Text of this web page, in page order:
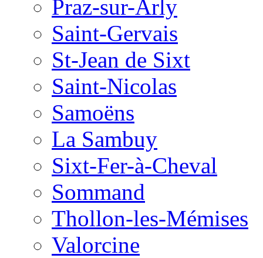
Praz-sur-Arly
Saint-Gervais
St-Jean de Sixt
Saint-Nicolas
Samoëns
La Sambuy
Sixt-Fer-à-Cheval
Sommand
Thollon-les-Mémises
Valorcine